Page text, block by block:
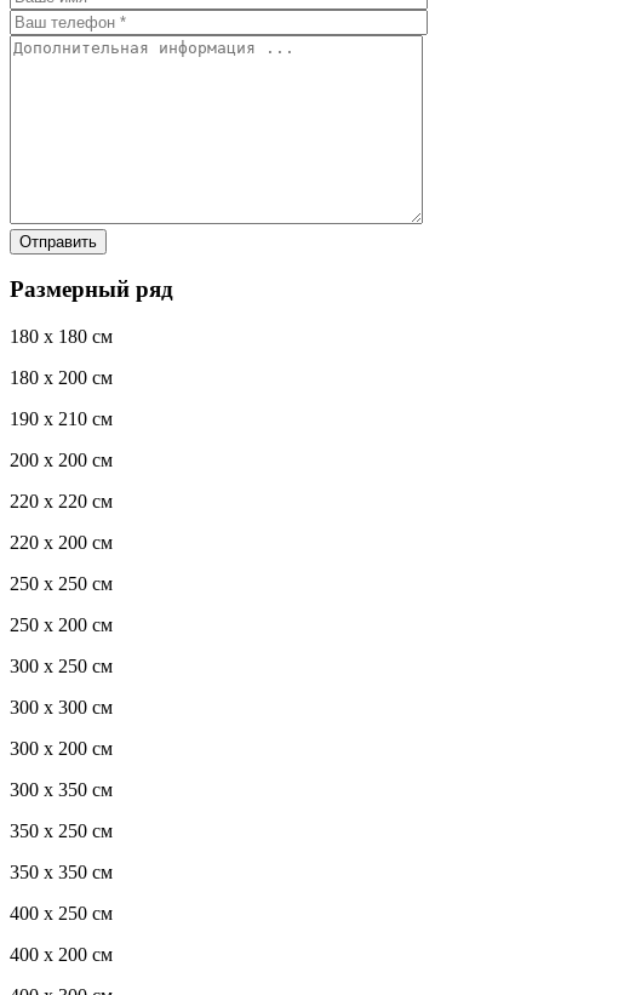
Размерный ряд
180 x 180 см
180 x 200 см
190 x 210 см
200 x 200 см
220 x 220 см
220 x 200 см
250 x 250 см
250 x 200 см
300 x 250 см
300 x 300 см
300 x 200 см
300 x 350 см
350 x 250 см
350 x 350 см
400 x 250 см
400 x 200 см